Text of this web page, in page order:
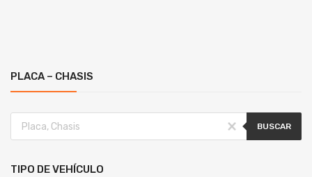
PLACA – CHASIS
BUSCAR
TIPO DE VEHÍCULO